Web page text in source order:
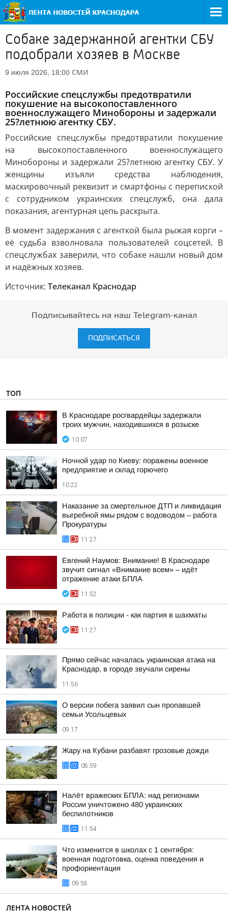
Собаке задержанной агентки СБУ
подобрали хозяев в Москве
9 июля 2026, 18:00 СМИ
Российские спецслужбы предотвратили
покушение на высокопоставленного
военнослужащего Минобороны и задержали
25?летнюю агентку СБУ.
Российские спецслужбы предотвратили покушение
на высокопоставленного военнослужащего
Минобороны и задержали 25?летнюю агентку СБУ. У
женщины изъяли средства наблюдения,
маскировочный реквизит и смартфоны с перепиской
с сотрудником украинских спецслужб, она дала
показания, агентурная цепь раскрыта.
В момент задержания с агенткой была рыжая корги –
её судьба взволновала пользователей соцсетей. В
спецслужбах заверили, что собаке нашли новый дом
и надёжных хозяев.
Источник: Телеканал Краснодар
Подписывайтесь на наш Telegram-канал
ПОДПИСАТЬСЯ
ТОП
В Краснодаре росгвардейцы задержали
троих мужчин, находившихся в розыске
10:07
Ночной удар по Киеву: поражены военное
предприятие и склад горючего
10:22
Наказание за смертельное ДТП и ликвидация
выгребной ямы рядом с водоводом – работа
Прокуратуры
11:27
Евгений Наумов: Внимание! В Краснодаре
звучит сигнал «Внимание всем» – идёт
отражение атаки БПЛА
11:52
Работа в полиции - как партия в шахматы
11:27
Прямо сейчас началась украинская атака на
Краснодар, в городе звучали сирены
11:56
О версии побега заявил сын пропавшей
семьи Усольцевых
09:17
Жару на Кубани разбавят грозовые дожди
08:59
Налёт вражеских БПЛА: над регионами
России уничтожено 480 украинских
беспилотников
11:54
Что изменится в школах с 1 сентября:
военная подготовка, оценка поведения и
профориентация
09:58
ЛЕНТА НОВОСТЕЙ